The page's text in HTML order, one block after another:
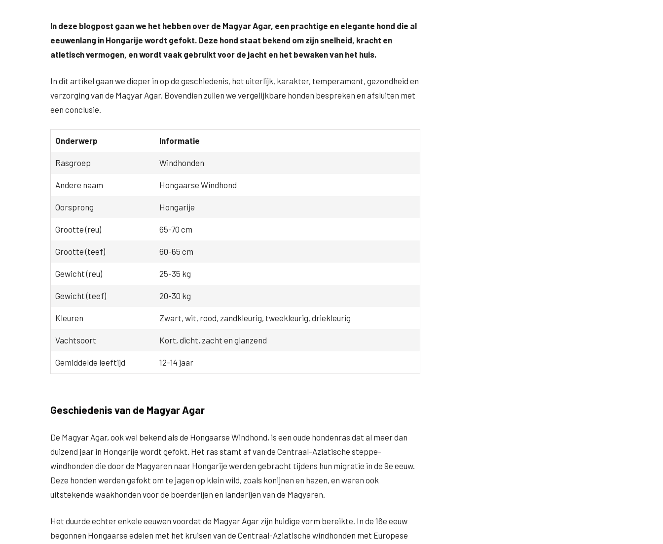
In deze blogpost gaan we het hebben over de Magyar Agar, een prachtige en elegante hond die al
eeuwenlang in Hongarije wordt gefokt. Deze hond staat bekend om zijn snelheid, kracht en
atletisch vermogen, en wordt vaak gebruikt voor de jacht en het bewaken van het huis.
In dit artikel gaan we dieper in op de geschiedenis, het uiterlijk, karakter, temperament, gezondheid en
verzorging van de Magyar Agar. Bovendien zullen we vergelijkbare honden bespreken en afsluiten met
een conclusie.
Onderwerp Informatie
Rasgroep Windhonden
Andere naam Hongaarse Windhond
Oorsprong Hongarije
Grootte (reu) 65-70 cm
Grootte (teef) 60-65 cm
Gewicht (reu) 25-35 kg
Gewicht (teef) 20-30 kg
Kleuren Zwart, wit, rood, zandkleurig, tweekleurig, driekleurig
Vachtsoort Kort, dicht, zacht en glanzend
Gemiddelde leeftijd 12-14 jaar
Geschiedenis van de Magyar Agar
De Magyar Agar, ook wel bekend als de Hongaarse Windhond, is een oude hondenras dat al meer dan
duizend jaar in Hongarije wordt gefokt. Het ras stamt af van de Centraal-Aziatische steppe-
windhonden die door de Magyaren naar Hongarije werden gebracht tijdens hun migratie in de 9e eeuw.
Deze honden werden gefokt om te jagen op klein wild, zoals konijnen en hazen, en waren ook
uitstekende waakhonden voor de boerderijen en landerijen van de Magyaren.
Het duurde echter enkele eeuwen voordat de Magyar Agar zijn huidige vorm bereikte. In de 16e eeuw
begonnen Hongaarse edelen met het kruisen van de Centraal-Aziatische windhonden met Europese